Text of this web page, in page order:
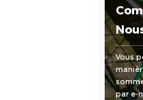
Vous
par e-